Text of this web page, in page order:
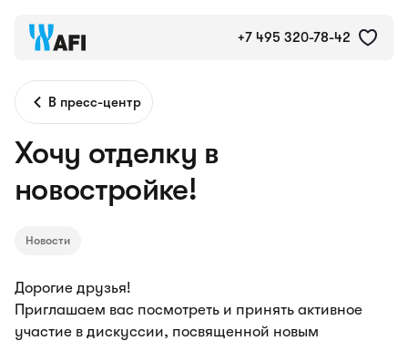
+7 495 320-78-42
В пресс-центр
Хочу отделку в
новостройке!
Новости
Дорогие друзья!
Приглашаем вас посмотреть и принять активное
участие в дискуссии, посвященной новым